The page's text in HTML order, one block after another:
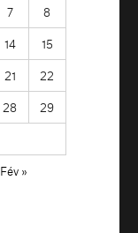
7
8
14
15
21
22
28
29
Fév »